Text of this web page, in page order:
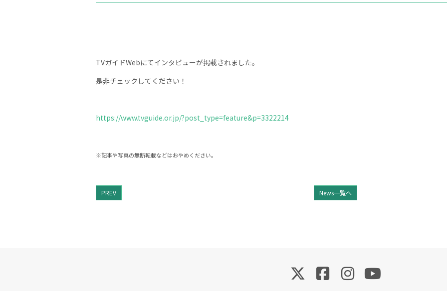
TVガイドWebにてインタビューが掲載されました。
是非チェックしてください！
https://www.tvguide.or.jp/?post_type=feature&p=3322214
※記事や写真の無断転載などはおやめください。
PREV News一覧へ